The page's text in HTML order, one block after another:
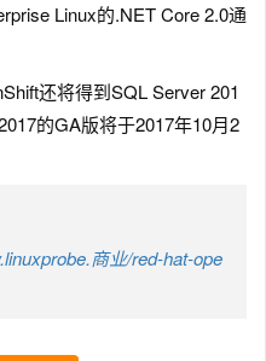
Linux的.NET Core 2.0通
还将得到SQL Server 201
的GA版将于2017年10月2
商业/red-hat-ope